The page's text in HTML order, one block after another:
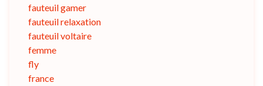
fauteuil gamer
fauteuil relaxation
fauteuil voltaire
femme
fly
france